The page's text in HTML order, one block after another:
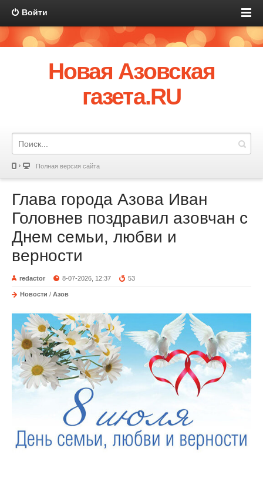
Войти
Новая Азовская
газета.RU
Полная версия сайта
Глава города Азова Иван
Головнев поздравил азовчан с
Днем семьи, любви и
верности
redactor 8-07-2026, 12:37 53
Новости / Азов